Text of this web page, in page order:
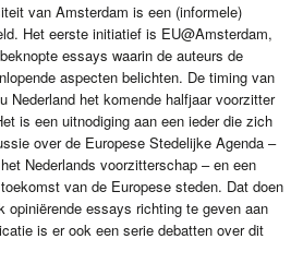
van Amsterdam is een (informele)
Het eerste initiatief is EU@Amsterdam,
essays waarin de auteurs de
aspecten belichten. De timing van
Nederland het komende halfjaar voorzitter
is een uitnodiging aan een ieder die zich
over de Europese Stedelijke Agenda –
Nederlands voorzitterschap – en een
van de Europese steden. Dat doen
opiniërende essays richting te geven aan
is er ook een serie debatten over dit